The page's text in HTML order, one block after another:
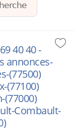
40 40 -
annonces-
(77500)
(77100)
(77000)
Combault-